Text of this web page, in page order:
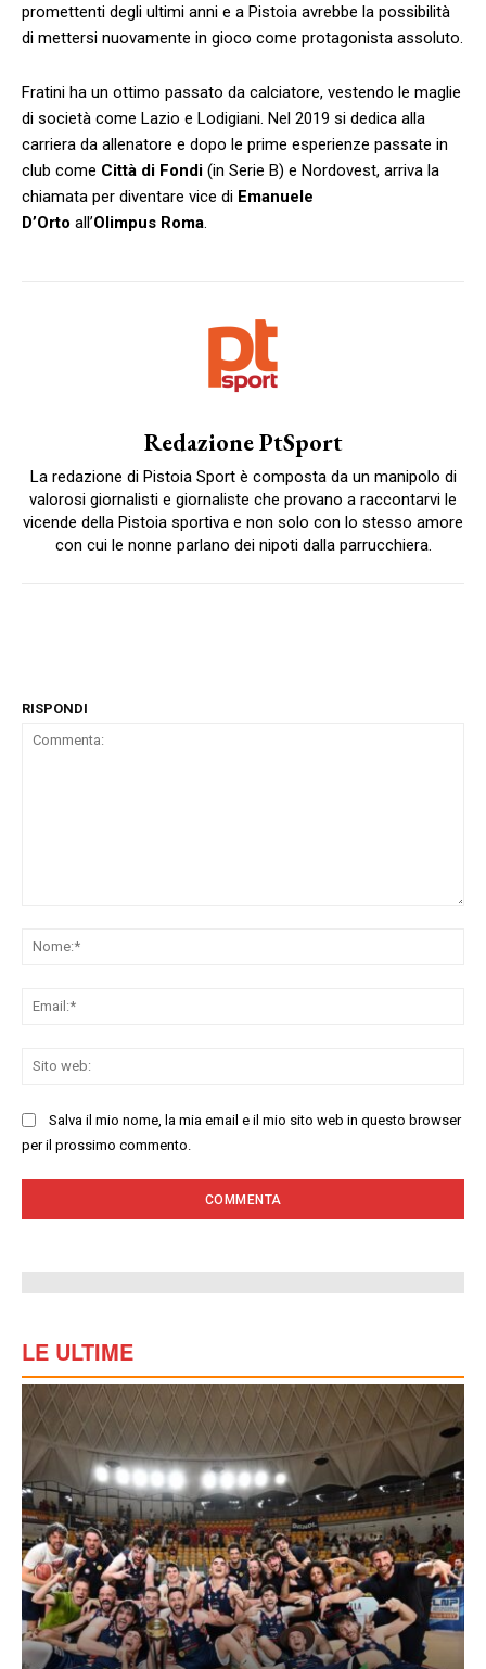
promettenti degli ultimi anni e a Pistoia avrebbe la possibilità
di mettersi nuovamente in gioco come protagonista assoluto.
Fratini ha un ottimo passato da calciatore, vestendo le maglie
di società come Lazio e Lodigiani. Nel 2019 si dedica alla
carriera da allenatore e dopo le prime esperienze passate in
club come Città di Fondi (in Serie B) e Nordovest, arriva la
chiamata per diventare vice di Emanuele
D’Orto all’Olimpus Roma.
Redazione PtSport
La redazione di Pistoia Sport è composta da un manipolo di
valorosi giornalisti e giornaliste che provano a raccontarvi le
vicende della Pistoia sportiva e non solo con lo stesso amore
con cui le nonne parlano dei nipoti dalla parrucchiera.
RISPONDI
Salva il mio nome, la mia email e il mio sito web in questo browser
per il prossimo commento.
LE ULTIME